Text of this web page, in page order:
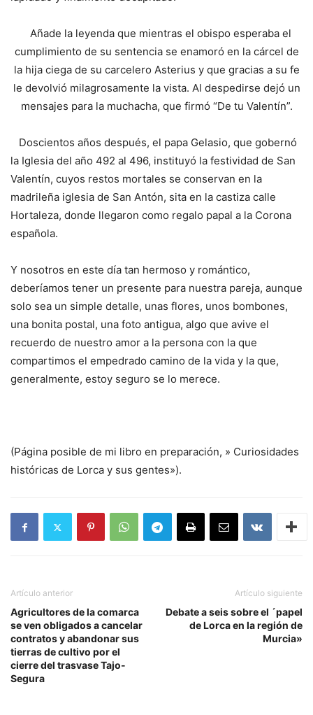
Añade la leyenda que mientras el obispo esperaba el
cumplimiento de su sentencia se enamoró en la cárcel de
la hija ciega de su carcelero Asterius y que gracias a su fe
le devolvió milagrosamente la vista. Al despedirse dejó un
mensajes para la muchacha, que firmó “De tu Valentín”.
Doscientos años después, el papa Gelasio, que gobernó
la Iglesia del año 492 al 496, instituyó la festividad de San
Valentín, cuyos restos mortales se conservan en la
madrileña iglesia de San Antón, sita en la castiza calle
Hortaleza, donde llegaron como regalo papal a la Corona
española.
Y nosotros en este día tan hermoso y romántico,
deberíamos tener un presente para nuestra pareja, aunque
solo sea un simple detalle, unas flores, unos bombones,
una bonita postal, una foto antigua, algo que avive el
recuerdo de nuestro amor a la persona con la que
compartimos el empedrado camino de la vida y la que,
generalmente, estoy seguro se lo merece.
(Página posible de mi libro en preparación, » Curiosidades
históricas de Lorca y sus gentes»).
Artículo anterior
Agricultores de la comarca
se ven obligados a cancelar
contratos y abandonar sus
tierras de cultivo por el
cierre del trasvase Tajo-
Segura
Artículo siguiente
Debate a seis sobre el ´papel
de Lorca en la región de
Murcia»